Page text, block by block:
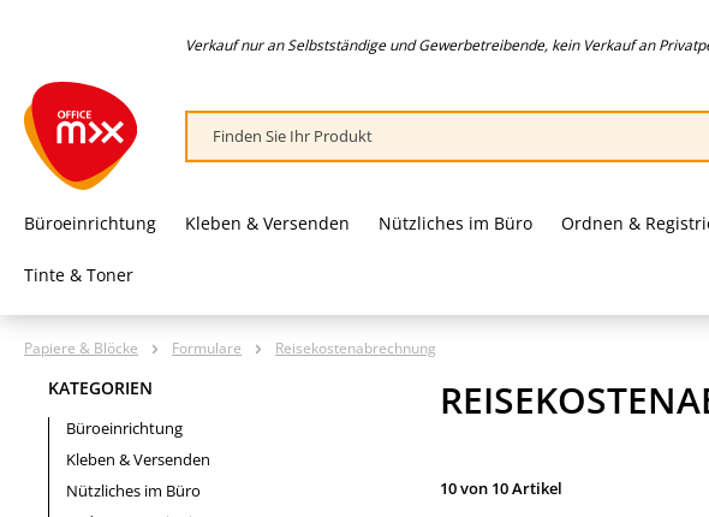
Verkauf nur an Selbstständige und Gewerbetreibende, kein Verkauf an
Büroeinrichtung Kleben & Versenden Nützliches im Büro Ordnen &
Tinte & Toner
Papiere & Blöcke Formulare Reisekostenabrechnung
KATEGORIEN
Büroeinrichtung
Kleben & Versenden
Nützliches im Büro
10 von 10 Artikel